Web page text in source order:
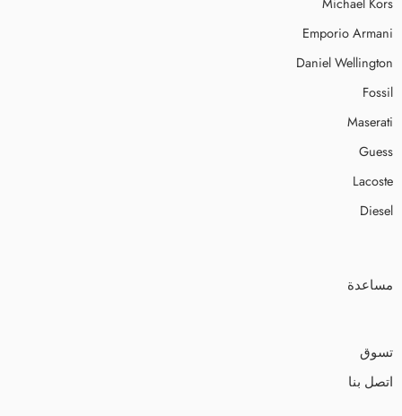
Emporio Armani
Daniel Wellington
Fossil
Maserati
Guess
Lacoste
Diesel
مساعدة
تسوق
اتصل بنا